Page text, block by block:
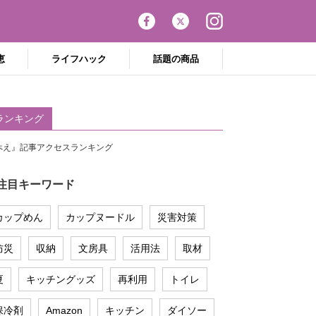
ライフハック 話題の商品
ンキング
え』記事アクセスランキング
目キーワード
ップめん カップヌードル 災害対策
災 収納 文房具 活用法 取材
キッチングッズ 再利用 トイレ
冷剤 Amazon キッチン ダイソー